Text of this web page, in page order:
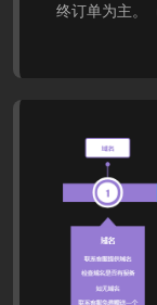
终订单为主。